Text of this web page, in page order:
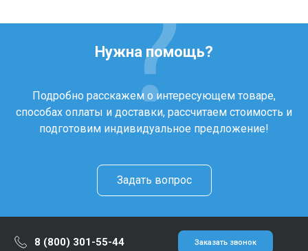
Нужна помощь?
Подробно расскажем о интересующем товаре,
способах оплаты и доставки, рассчитаем стоимость и
подготовим индивидуальное предложение!
Задать вопрос
8 (800) 301-55-44 Заказать звонок